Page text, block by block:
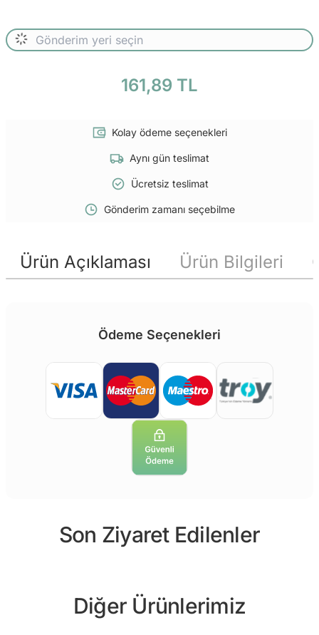
161,89 TL
Kolay ödeme seçenekleri
Aynı gün teslimat
Ücretsiz teslimat
Gönderim zamanı seçebilme
Ürün Açıklaması Ürün Bilgileri
Ödeme Seçenekleri
Son Ziyaret Edilenler
Diğer Ürünlerimiz